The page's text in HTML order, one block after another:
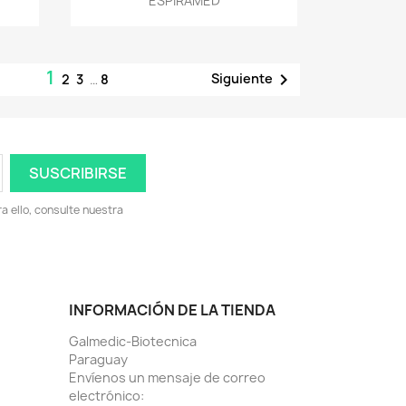
1 2 3 … 8 Siguiente 
ello, consulte nuestra
INFORMACIÓN DE LA TIENDA
Galmedic-Biotecnica
Paraguay
Envíenos un mensaje de correo
electrónico: